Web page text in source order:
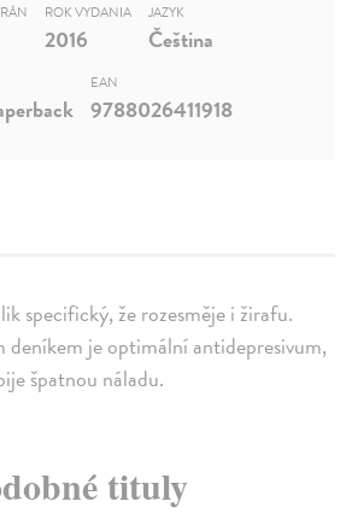
specifický, že rozesměje i žirafu.
je optimální antidepresivum,
špatnou náladu.
ROK VYDANIA
2016
JAZYK
Čeština
EAN
9788026411918
tituly